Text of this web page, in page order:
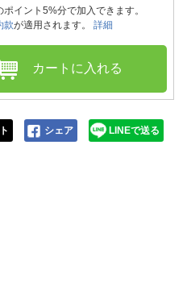
ポイント5%分で加入できます。
款が適用されます。 詳細
カートに入れる
シェア LINEで送る